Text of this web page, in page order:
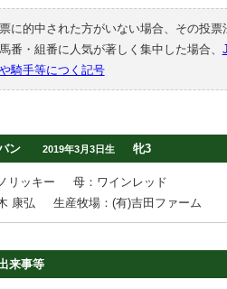
に的中された方がいない場合、その投
番・組番に人気が著しく集中した場合、
騎手等につく記号
ン
2019年3月3日生 牝3
リッキー
母：ワインレッド
康弘
生産牧場：(有)吉田ファーム
来事等